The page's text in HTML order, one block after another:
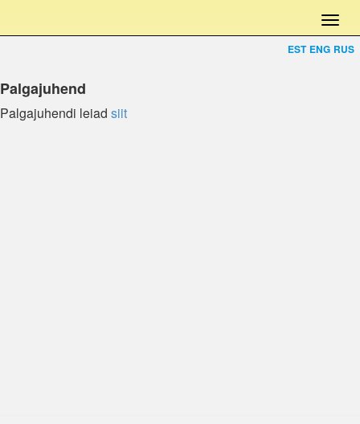
EST ENG RUS
Palgajuhend
Palgajuhendi leiad siit